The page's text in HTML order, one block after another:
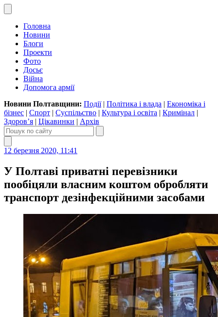
Головна
Новини
Блоги
Проекти
Фото
Досьє
Війна
Допомога армії
Новини Полтавщини: Події| Політика і влада | Економіка і
бізнес | Спорт | Суспільство | Культура і освіта | Кримінал |
Здоров’я | Цікавинки | Архів
12 березня 2020, 11:41
У Полтаві приватні перевізники
пообіцяли власним коштом обробляти
транспорт дезінфекційними засобами